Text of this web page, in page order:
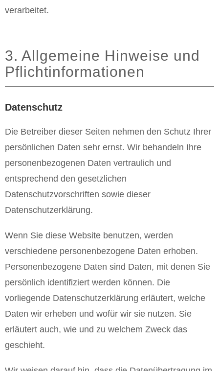
verarbeitet.
3. Allgemeine Hinweise und
Pflichtinformationen
Datenschutz
Die Betreiber dieser Seiten nehmen den Schutz Ihrer
persönlichen Daten sehr ernst. Wir behandeln Ihre
personenbezogenen Daten vertraulich und
entsprechend den gesetzlichen
Datenschutzvorschriften sowie dieser
Datenschutzerklärung.
Wenn Sie diese Website benutzen, werden
verschiedene personenbezogene Daten erhoben.
Personenbezogene Daten sind Daten, mit denen Sie
persönlich identifiziert werden können. Die
vorliegende Datenschutzerklärung erläutert, welche
Daten wir erheben und wofür wir sie nutzen. Sie
erläutert auch, wie und zu welchem Zweck das
geschieht.